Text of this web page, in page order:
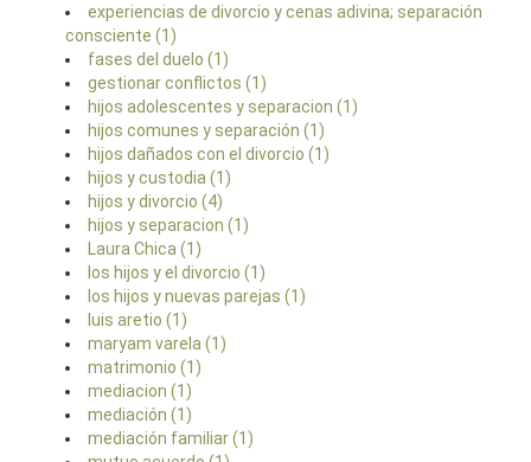
experiencias de divorcio y cenas adivina; separación
consciente (1)
fases del duelo (1)
gestionar conflictos (1)
hijos adolescentes y separacion (1)
hijos comunes y separación (1)
hijos dañados con el divorcio (1)
hijos y custodia (1)
hijos y divorcio (4)
hijos y separacion (1)
Laura Chica (1)
los hijos y el divorcio (1)
los hijos y nuevas parejas (1)
luis aretio (1)
maryam varela (1)
matrimonio (1)
mediacion (1)
mediación (1)
mediación familiar (1)